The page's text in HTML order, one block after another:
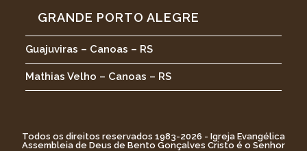
GRANDE PORTO ALEGRE
Guajuviras – Canoas – RS
Mathias Velho – Canoas – RS
Todos os direitos reservados 1983-2026 - Igreja Evangélica
Assembleia de Deus de Bento Gonçalves Cristo é o Senhor